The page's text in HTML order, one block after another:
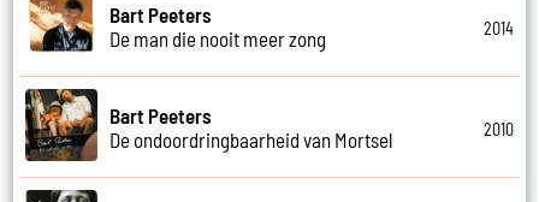
Bart Peeters
De man die nooit meer zong
2014
Bart Peeters
De ondoordringbaarheid van Mortsel
2010